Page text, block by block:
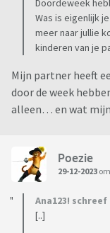
Doordeweek
Was is eigenlijk
meer naar jullie
kinderen van je
Mijn partner heeft
door de week
alleen… en wat
Poezie
29-12-2023
Ana123! schreef
[..]